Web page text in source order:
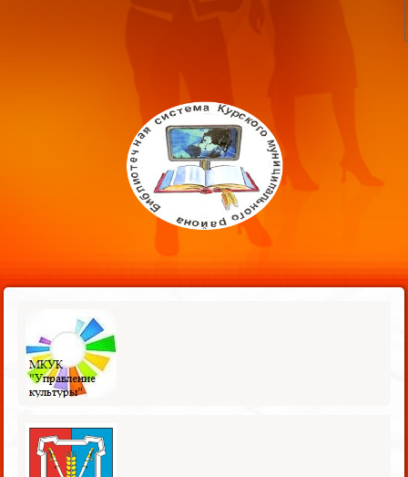
казенное учреждение культуры
библиотечная система»